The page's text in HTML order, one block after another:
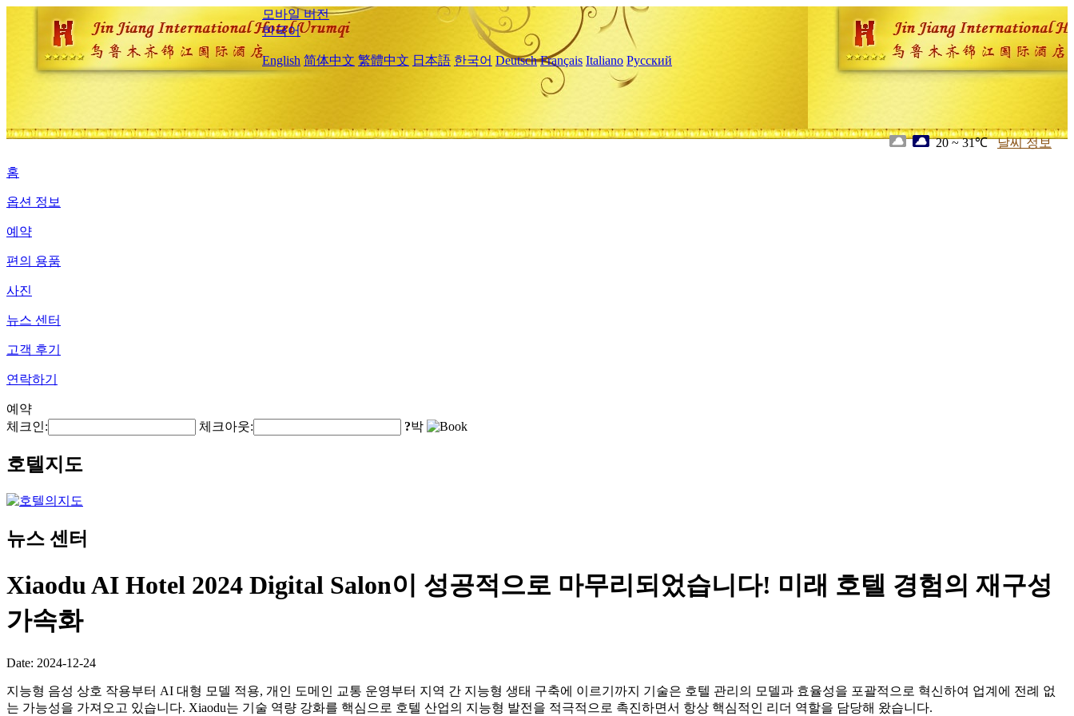
모바일 버전
한국어
English 简体中文 繁體中文 日本語 한국어 Deutsch Français Italiano Русский
20 ~ 31℃ 날씨 정보
홈
옵션 정보
예약
편의 용품
사진
뉴스 센터
고객 후기
연락하기
예약
체크인:
체크아웃: ?박
호텔지도
뉴스 센터
Xiaodu AI Hotel 2024 Digital Salon이 성공적으로 마무리되었습니다! 미래 호텔 경험의 재구성
가속화
Date: 2024-12-24
지능형 음성 상호 작용부터 AI 대형 모델 적용, 개인 도메인 교통 운영부터 지역 간 지능형 생태 구축에 이르기까지 기술은 호텔 관리의 모델과 효율성을 포괄적으로 혁신하여 업계에 전례 없
는 가능성을 가져오고 있습니다. Xiaodu는 기술 역량 강화를 핵심으로 호텔 산업의 지능형 발전을 적극적으로 촉진하면서 항상 핵심적인 리더 역할을 담당해 왔습니다.